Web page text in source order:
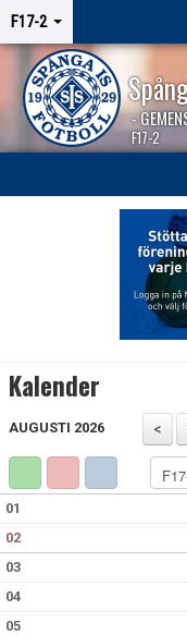
F17-2
-
F17-2
Kalender
AUGUSTI 2026
01
02
03
04
05